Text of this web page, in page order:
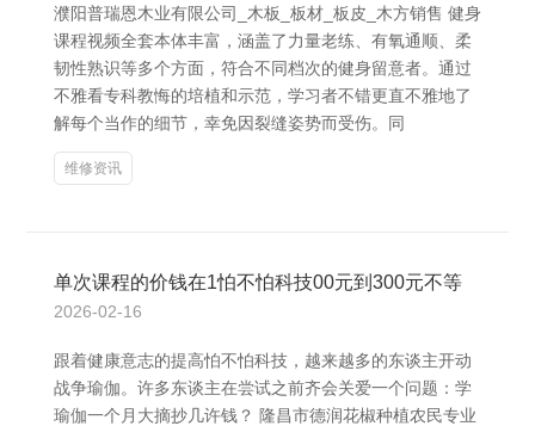
濮阳普瑞恩木业有限公司_木板_板材_板皮_木方销售 健身
课程视频全套本体丰富，涵盖了力量老练、有氧通顺、柔
韧性熟识等多个方面，符合不同档次的健身留意者。通过
不雅看专科教悔的培植和示范，学习者不错更直不雅地了
解每个当作的细节，幸免因裂缝姿势而受伤。同
维修资讯
单次课程的价钱在1怕不怕科技00元到300元不等
2026-02-16
跟着健康意志的提高怕不怕科技，越来越多的东谈主开动
战争瑜伽。许多东谈主在尝试之前齐会关爱一个问题：学
瑜伽一个月大摘抄几许钱？ 隆昌市德润花椒种植农民专业